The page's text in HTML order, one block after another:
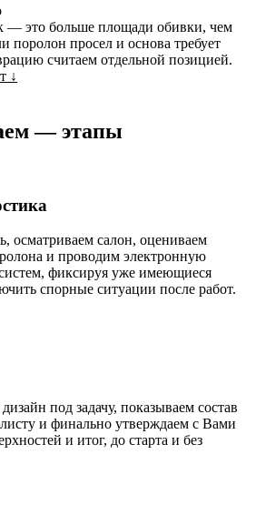
это больше площади обивки, чем
поролон просел и основа требует
считаем отдельной позицией.
↓
— этапы
осматриваем салон, оцениваем
и проводим электронную
фиксируя уже имеющиеся
спорные ситуации после работ.
под задачу, показываем состав
и финально утверждаем с Вами
и итог, до старта и без